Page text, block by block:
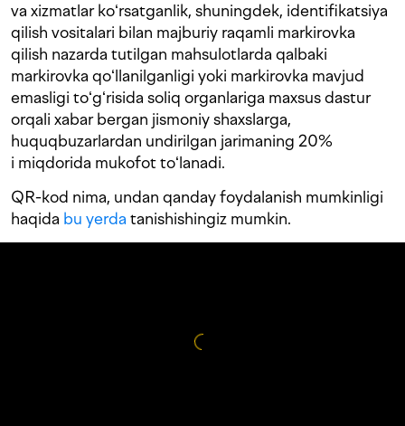
va xizmatlar koʻrsatganlik, shuningdek, identifikatsiya
qilish vositalari bilan majburiy raqamli markirovka
qilish nazarda tutilgan mahsulotlarda qalbaki
markirovka qoʻllanilganligi yoki markirovka mavjud
emasligi toʻgʻrisida soliq organlariga maxsus dastur
orqali xabar bergan jismoniy shaxslarga,
huquqbuzarlardan undirilgan jarimaning 20%
i miqdorida mukofot toʻlanadi.
QR-kod nima, undan qanday foydalanish mumkinligi
haqida bu yerda tanishishingiz mumkin.